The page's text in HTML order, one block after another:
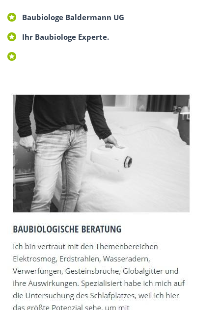
Baubiologe Baldermann UG
Ihr Baubiologe Experte.